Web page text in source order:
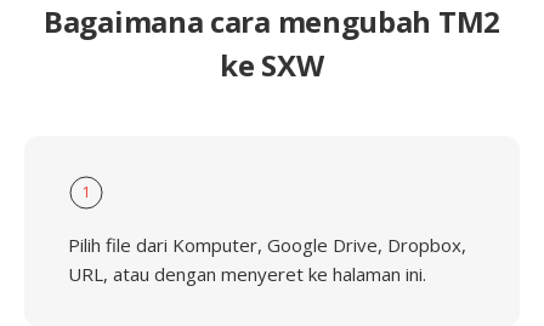
Bagaimana cara mengubah TM2
ke SXW
1
Pilih file dari Komputer, Google Drive, Dropbox,
URL, atau dengan menyeret ke halaman ini.